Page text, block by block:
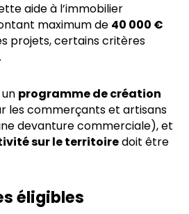
aide à l’immobilier
maximum de 40 000 €
projets, certains critères
programme de création
les commerçants et artisans
devanture commerciale), et
sur le territoiredoit être
éligibles